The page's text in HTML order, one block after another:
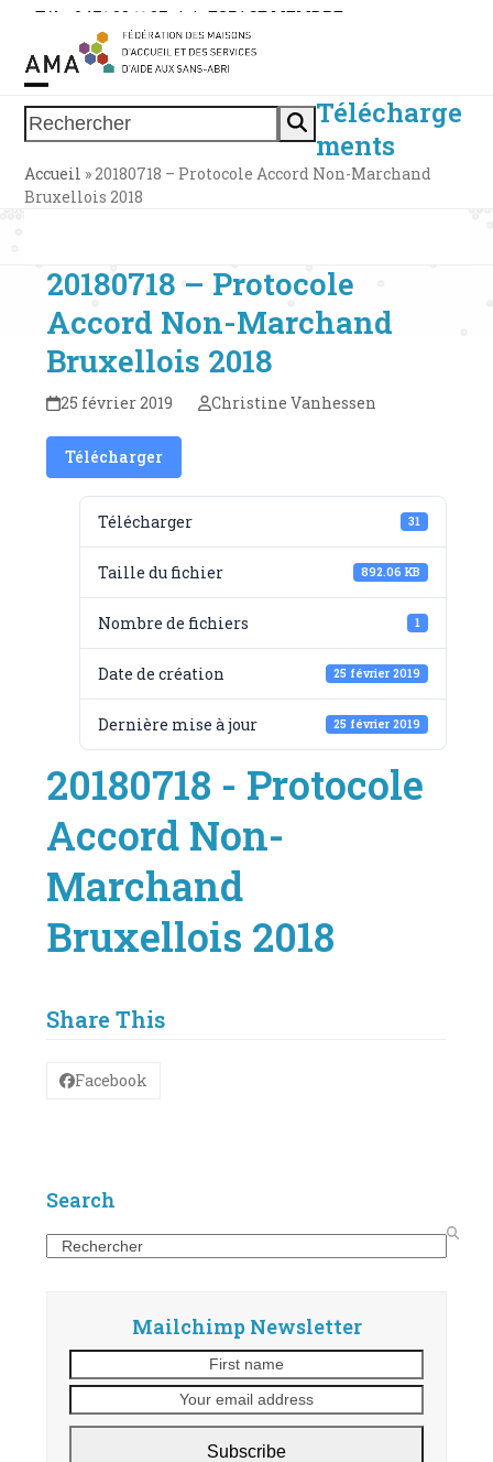
Skip
content
Tél. : 0471 38 11 37 | | ESPACE MEMBRE
Rechercher
Open
mobile
menu
Close
mobile
menu
Télécharge
ments
Accueil »20180718 – Protocole Accord Non-Marchand
Bruxellois 2018
20180718 – Protocole
Accord Non-Marchand
Bruxellois 2018
25 février 2019 Christine Vanhessen
Télécharger
Télécharger 31
Taille du fichier 892.06 KB
Nombre de fichiers 1
Date de création 25 février 2019
Dernière mise à jour 25 février 2019
20180718 - Protocole
Accord Non-
Marchand
Bruxellois 2018
Share This
Facebook
Search
Search
Mailchimp Newsletter
name
email
Subscribe